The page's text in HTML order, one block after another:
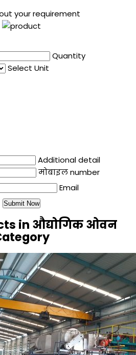
your requirement
Quantity
Select Unit
Additional detail
मोबाइल number
Email
in औद्योगिक ओवन